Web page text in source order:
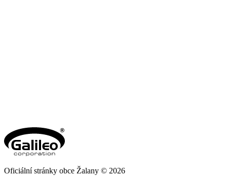
Oficiální stránky obce Žalany © 2026